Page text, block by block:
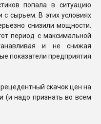
попала в ситуацию
с сырьем. В этих условиях
снизили мощности.
период с максимальной
и не снижая
показатели предприятия
скачок цен на
(и надо признать во всем